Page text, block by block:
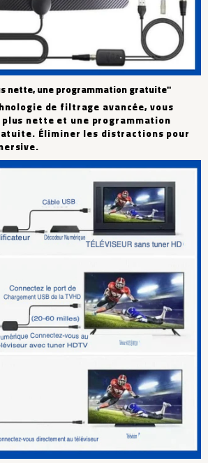
nette, une programmation gratuite"
de filtrage avancée, vous
nette et une programmation
Éliminer les distractions pour